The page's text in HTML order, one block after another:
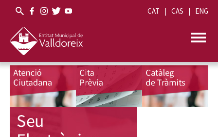
CAT CAS ENG
Tramits destacats homepage